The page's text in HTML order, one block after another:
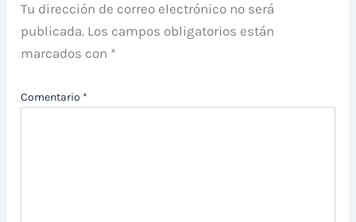
Tu dirección de correo electrónico no será
publicada. Los campos obligatorios están
marcados con *
Comentario *